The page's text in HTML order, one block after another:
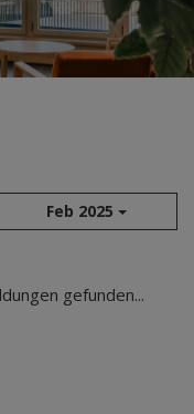
Feb 2025
Aug 2026gefunden...